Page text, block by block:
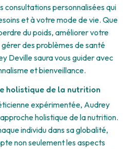
consultations personnalisées qui
et à votre mode de vie. Que
du poids, améliorer votre
des problèmes de santé
Deville saura vous guider avec
et bienveillance.
holistique de la nutrition
expérimentée, Audrey
holistique de la nutrition.
individu dans sa globalité,
non seulement les aspects